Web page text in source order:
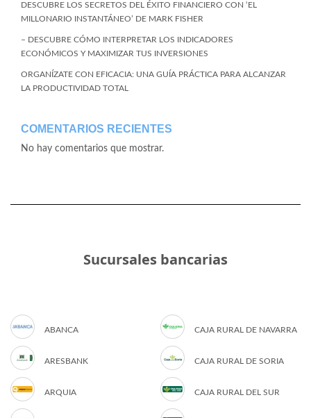
DESCUBRE LOS SECRETOS DEL ÉXITO FINANCIERO CON ‘EL
MILLONARIO INSTANTÁNEO’ DE MARK FISHER
– DESCUBRE CÓMO INTERPRETAR LOS INDICADORES
ECONÓMICOS Y MAXIMIZAR TUS INVERSIONES
ORGANÍZATE CON EFICACIA: UNA GUÍA PRÁCTICA PARA ALCANZAR
LA PRODUCTIVIDAD TOTAL
COMENTARIOS RECIENTES
No hay comentarios que mostrar.
Sucursales bancarias
ABANCA
ARESBANK
ARQUIA
CAJA RURAL DE NAVARRA
CAJA RURAL DE SORIA
CAJA RURAL DEL SUR